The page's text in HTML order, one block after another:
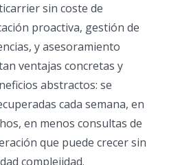
sin coste de
proactiva, gestión de
y asesoramiento
ventajas concretas y
abstractos: se
cada semana, en
en menos consultas de
que puede crecer sin
complejidad.